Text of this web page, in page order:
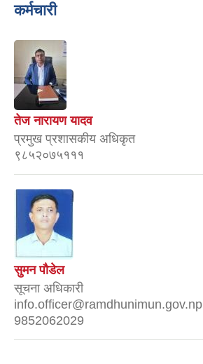
कर्मचारी
तेज नारायण यादव
प्रमुख प्रशासकीय अधिकृत
९८५२०७५१११
सुमन पाैडेल
सूचना अधिकारी
info.officer@ramdhunimun.gov.np
9852062029